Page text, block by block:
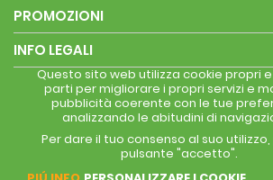
PROMOZIONI
INFO LEGALI
Questo sito web utilizza cookie propri
parti per migliorare i propri servizi e
pubblicità coerente con le tue
analizzando le abitudini di
Per dare il tuo consenso al suo
pulsante "accetto".